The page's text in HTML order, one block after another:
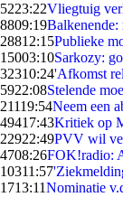
5223:22Vliegtuig
8809:19
28812:15Publieke
15003:10Sarkozy:
32310:24'Afkomst
5922:08Stelende
21119:54Neem een
49417:43Kritiek op
22922:49PVV wil
4708:26FOK!radio:
10311:57
1713:11Nominatie